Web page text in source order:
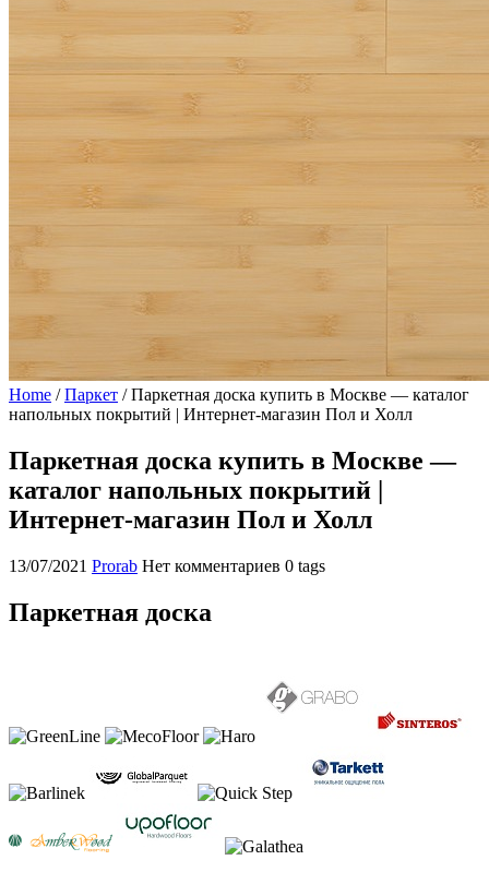
Home /Паркет /Паркетная доска купить в Москве — каталог
напольных покрытий | Интернет-магазин Пол и Холл
Паркетная доска купить в Москве —
каталог напольных покрытий |
Интернет-магазин Пол и Холл
13/07/2021 Prorab Нет комментариев 0 tags
Паркетная доска